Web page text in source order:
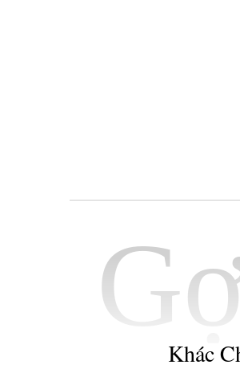
Khác